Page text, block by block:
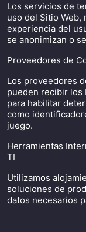
Los servicios de
uso del Sitio Web,
experiencia del
se anonimizan o
Proveedores de
Los proveedores
pueden recibir los
para habilitar
como
juego.
Herramientas
TI
Utilizamos
soluciones de
datos necesarios